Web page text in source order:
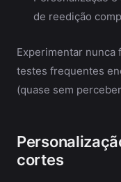
de reedição
Experimentar nunca
testes frequentes
(quase sem
cortes